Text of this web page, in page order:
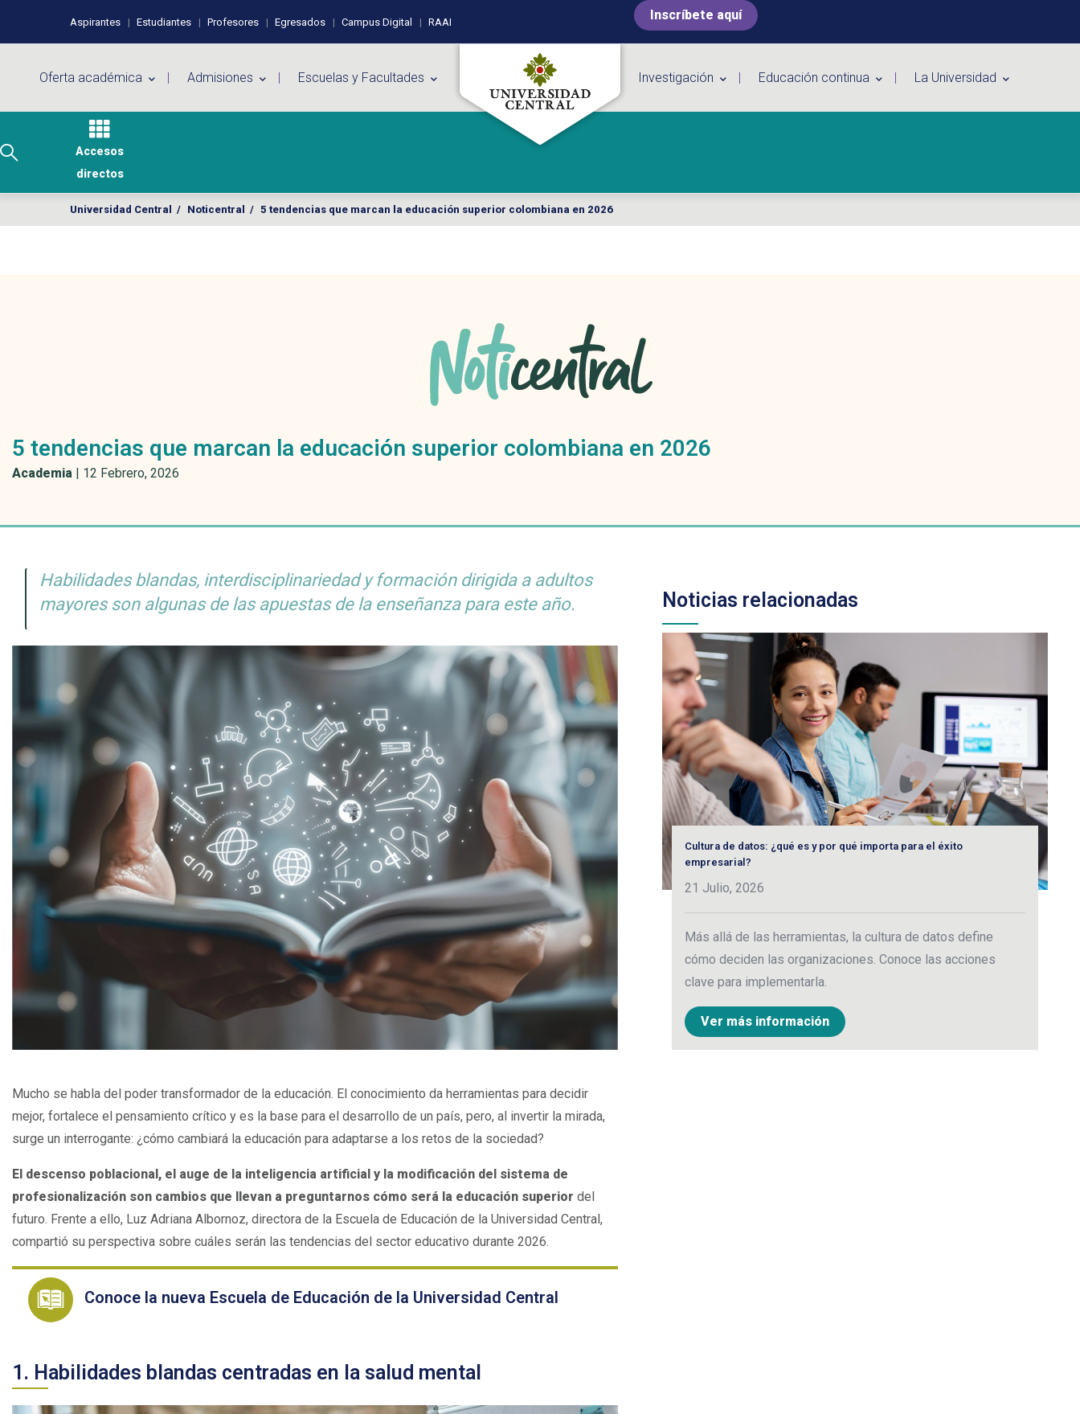
Perfiles de usuario
Aspirantes Estudiantes Profesores Egresados Campus Digital RAAI Inscríbete aquí
Oferta académica Admisiones Escuelas y Facultades Investigación Educación continua La Universidad
Accesos
directos
Universidad Central / Noticentral / 5 tendencias que marcan la educación superior colombiana en 2026
5 tendencias que marcan la educación superior colombiana en 2026
Academia | 12 Febrero, 2026
Habilidades blandas, interdisciplinariedad y formación dirigida a adultos
mayores son algunas de las apuestas de la enseñanza para este año.
Noticias relacionadas
Cultura de datos: ¿qué es y por qué importa para el éxito
empresarial?
21 Julio, 2026
Más allá de las herramientas, la cultura de datos define
cómo deciden las organizaciones. Conoce las acciones
clave para implementarla.
Ver más información
Mucho se habla del poder transformador de la educación. El conocimiento da herramientas para decidir
mejor, fortalece el pensamiento crítico y es la base para el desarrollo de un país, pero, al invertir la mirada,
surge un interrogante: ¿cómo cambiará la educación para adaptarse a los retos de la sociedad?
El descenso poblacional, el auge de la inteligencia artificial y la modificación del sistema de
profesionalización son cambios que llevan a preguntarnos cómo será la educación superior del
futuro. Frente a ello, Luz Adriana Albornoz, directora de la Escuela de Educación de la Universidad Central,
compartió su perspectiva sobre cuáles serán las tendencias del sector educativo durante 2026.
Conoce la nueva Escuela de Educación de la Universidad Central
1. Habilidades blandas centradas en la salud mental